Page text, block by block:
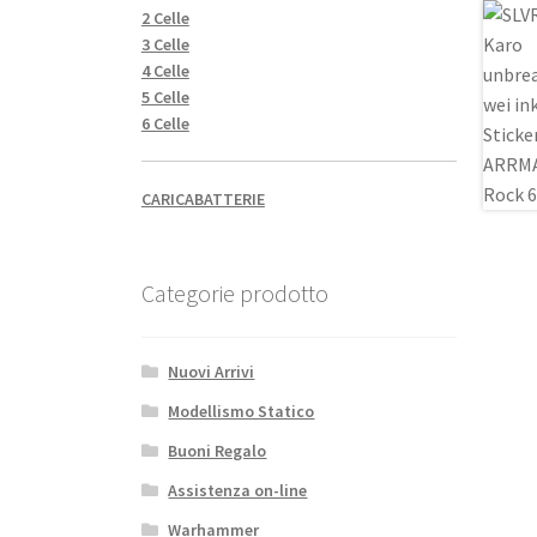
2 Celle
3 Celle
4 Celle
5 Celle
6 Celle
CARICABATTERIE
Categorie prodotto
Nuovi Arrivi
Modellismo Statico
Buoni Regalo
Assistenza on-line
Warhammer